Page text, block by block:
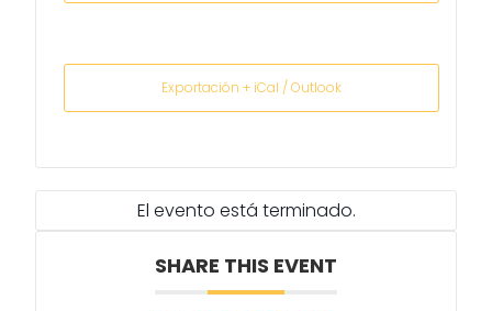
El evento está terminado.
SHARE THIS EVENT
Exportación + iCal / Outlook